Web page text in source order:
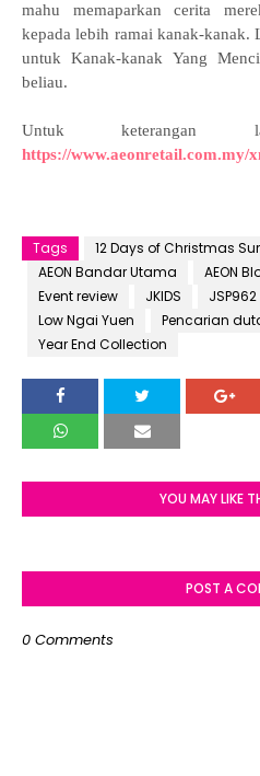
mahu memaparkan cerita
kepada lebih ramai kanak-kanak.
untuk Kanak-kanak Yang
beliau.
Untuk
https://www.aeonretail.com.my/
Tags 12 Days of Christmas
AEON Bandar Utama
AEON
Event review
JKIDS JSP962
Low Ngai Yuen
Pencarian
Year End Collection
YOU MAY LIKE
POST A
0 Comments